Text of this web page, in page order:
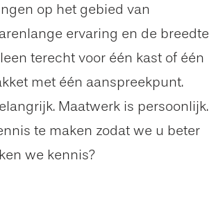
op het gebied van
ervaring en de breedte
terecht voor één kast of één
met één aanspreekpunt.
Maatwerk is persoonlijk.
te maken zodat we u beter
we kennis?